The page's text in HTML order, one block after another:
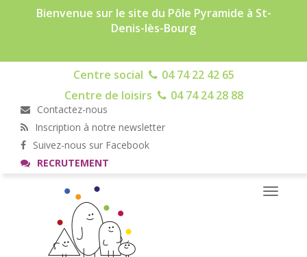
Bienvenue sur le site du Pôle Pyramide à St-
Denis-lès-Bourg
Centre social
04 74 22 42 65
Centre de loisirs
04 74 24 28 88
Contactez-nous
Inscription à notre newsletter
Suivez-nous sur Facebook
RECRUTEMENT
Toggle